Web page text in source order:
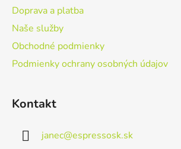
Doprava a platba
Naše služby
Obchodné podmienky
Podmienky ochrany osobných údajov
Kontakt
janec@espressosk.sk